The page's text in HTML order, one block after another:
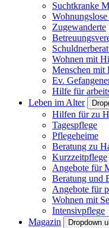
Suchtkranke
Zugewanderte
Wohnen mit
Menschen mit
Ev.
Hilfe für
Leben im Alter
Hilfen für zu
Tagespflege
Pflegeheime
Beratung zu
Kurzzeitpflege
Angebote für
Beratung und
Angebote für
Wohnen mit
Intensivpflege
Magazin
Dropdown